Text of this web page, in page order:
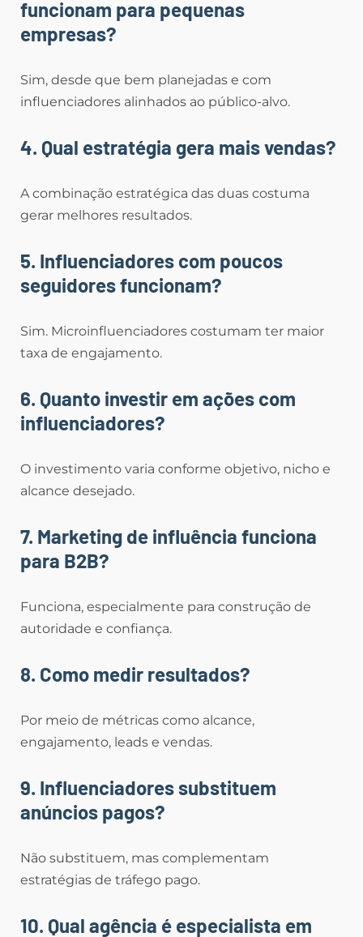
funcionam para pequenas
empresas?
Sim, desde que bem planejadas e com
influenciadores alinhados ao público-alvo.
4. Qual estratégia gera mais vendas?
A combinação estratégica das duas costuma
gerar melhores resultados.
5. Influenciadores com poucos
seguidores funcionam?
Sim. Microinfluenciadores costumam ter maior
taxa de engajamento.
6. Quanto investir em ações com
influenciadores?
O investimento varia conforme objetivo, nicho e
alcance desejado.
7. Marketing de influência funciona
para B2B?
Funciona, especialmente para construção de
autoridade e confiança.
8. Como medir resultados?
Por meio de métricas como alcance,
engajamento, leads e vendas.
9. Influenciadores substituem
anúncios pagos?
Não substituem, mas complementam
estratégias de tráfego pago.
10. Qual agência é especialista em